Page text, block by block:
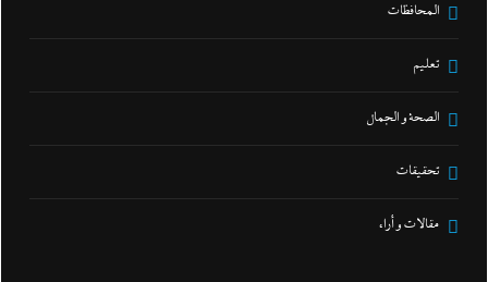
المحافظات
تعليم
الصحة و الجمال
تحقيقات
مقالات و أراء